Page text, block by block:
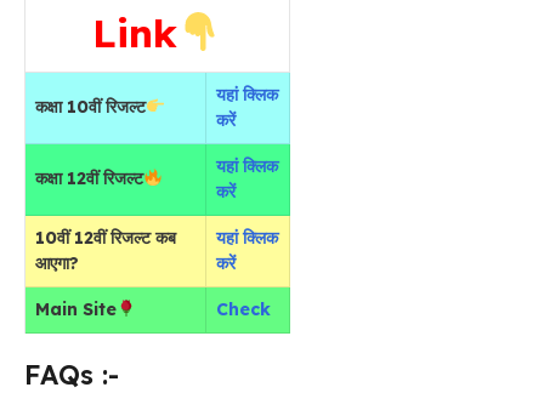
Link
कक्षा 10वीं रिजल्ट
यहां क्लिक
करें
कक्षा 12वीं रिजल्ट
यहां क्लिक
करें
10वीं 12वीं रिजल्ट कब
आएगा?
यहां क्लिक
करें
Main Site Check
FAQs :-